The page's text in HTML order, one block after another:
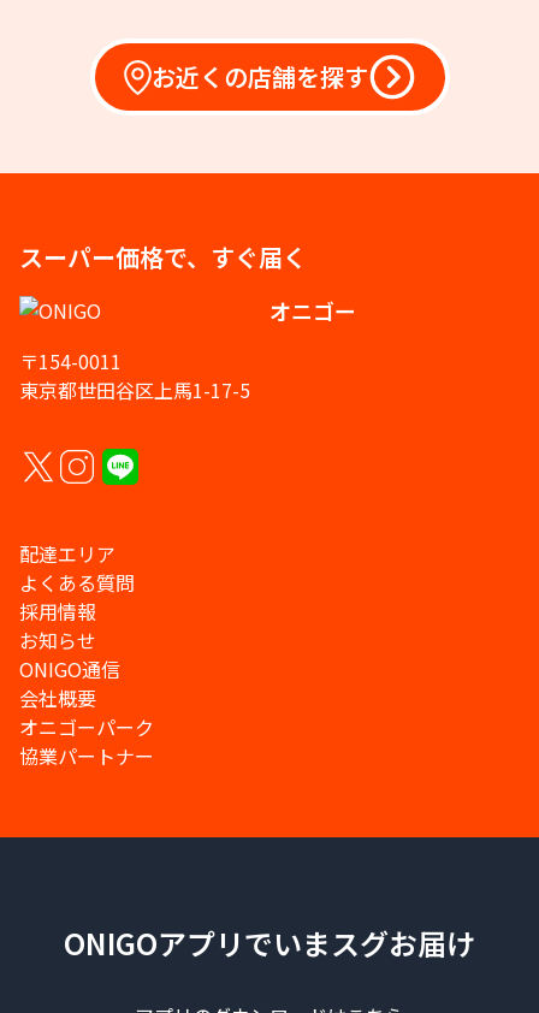
お近くの店舗を探す
スーパー価格で、すぐ届く
オニゴー
〒154-0011
東京都世田谷区上馬1-17-5
配達エリア
よくある質問
採用情報
お知らせ
ONIGO通信
会社概要
オニゴーパーク
協業パートナー
ONIGOアプリでいまスグお届け